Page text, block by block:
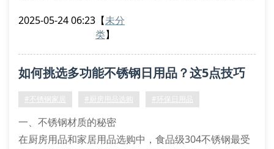
一、材质选择有诀窍
者在挑选削皮器、沥水篮时，注意观察焊接处是否采用
无缝工艺。最近热销的双层隔热餐盒，就因其内外层采
2025-05-24 06:23 【未分
类】
如何挑选多功能不锈钢日用品？这5点技巧
太实用了！
#不锈钢家居 #厨房用品选购 #环保日用品
一、不锈钢材质的秘密
在厨房用品和家居用品选购中，食品级304不锈钢最受